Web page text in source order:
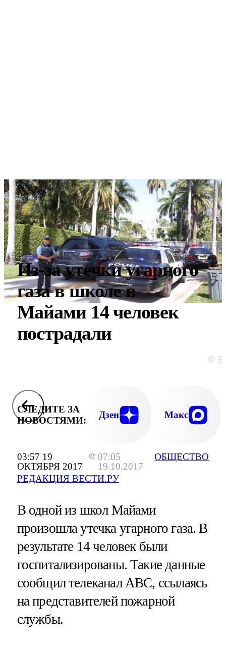
03:57 19
ОКТЯБРЯ 2017
07:05
19.10.2017
РЕДАКЦИЯ ВЕСТИ.РУ
ОБЩЕСТВО
Из-за утечки угарного
газа в школе в
Майами 14 человек
пострадали
©
СЛЕДИТЕ ЗА
НОВОСТЯМИ:
Дзен Макс
В одной из школ Майами
произошла утечка угарного газа. В
результате 14 человек были
госпитализированы. Такие данные
сообщил телеканал ABC, ссылаясь
на представителей пожарной
службы.